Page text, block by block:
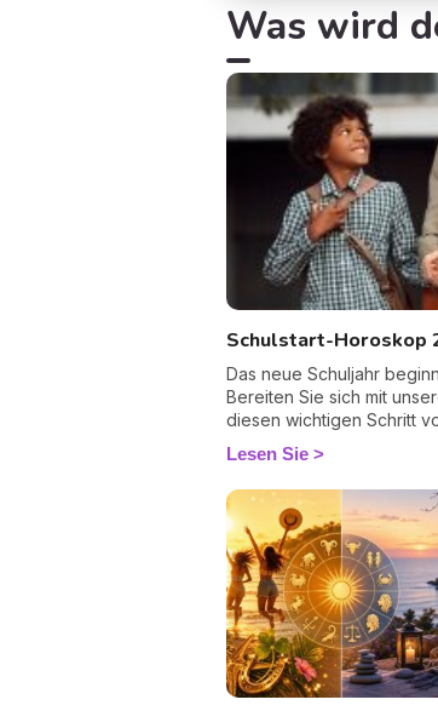
Was wird
Schulstart-Horoskop
Das neue Schuljahr
Bereiten Sie sich mit
diesen wichtigen Schritt
Lesen Sie